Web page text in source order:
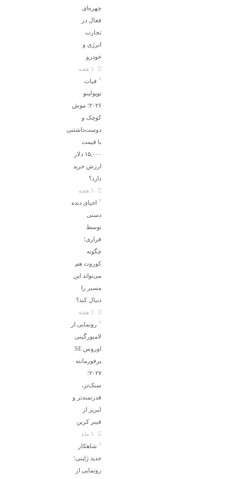
چهره‌ای
فعال در
تجارت
انرژی و
خودرو
فیات
توپولینو
۲۰۲۶؛ موش
کوچک و
دوست‌داشتنی
با قیمت
۱۵,۰۰۰ دلار
ارزش خرید
دارد؟
احیای دنده
دستی
توسط
فراری؛
چگونه
کوروت هم
می‌تواند این
مسیر را
دنبال کند؟
رونمایی از
لامبورگینی
اوروس SE
پرفورمانته
۲۰۲۷؛
سبک‌تر،
قدرتمندتر و
لبریز از
فیبر کربن
شاهکار
جدید ژاپنی؛
رونمایی از